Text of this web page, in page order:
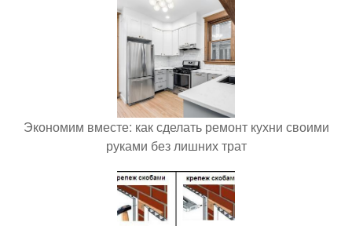
Экономим вместе: как сделать ремонт кухни своими
руками без лишних трат